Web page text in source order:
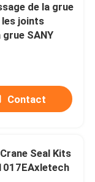
de la grue
joints
SANY
Contact
Seal Kits